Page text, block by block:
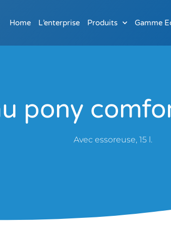
Home L’enterprise Produits Gamme
pony
Avec essoreuse, 15 l.